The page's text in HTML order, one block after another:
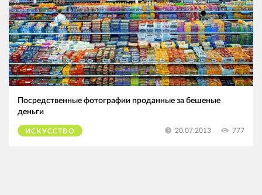
Посредственные фотографии проданные за бешеные
деньги
ИСКУССТВО 20.07.2013 777